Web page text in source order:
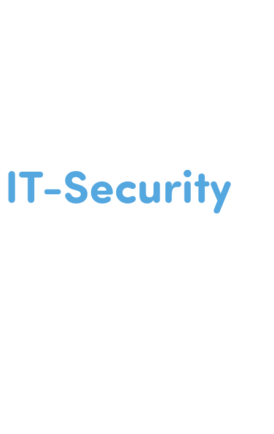
IT-Security